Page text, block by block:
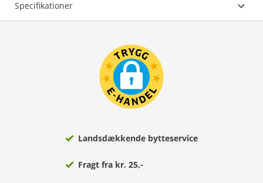
Specifikationer
Landsdækkende bytteservice
Fragt fra kr. 25,-